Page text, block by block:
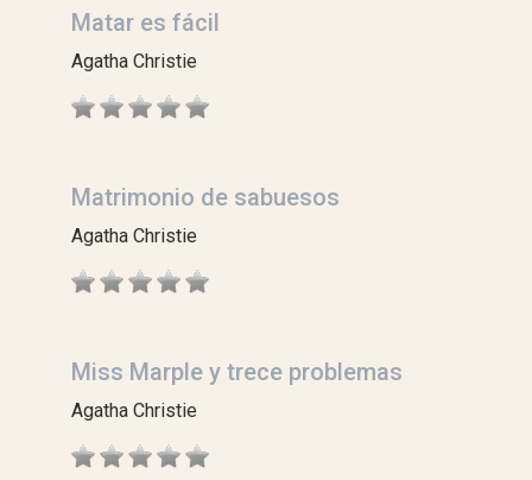
Matar es fácil
Agatha Christie
Matrimonio de sabuesos
Agatha Christie
Miss Marple y trece problemas
Agatha Christie